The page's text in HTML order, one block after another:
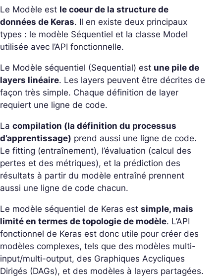
Le Modèle est le coeur de la structure de
données de Keras. Il en existe deux principaux
types : le modèle Séquentiel et la classe Model
utilisée avec l’API fonctionnelle.
Le Modèle séquentiel (Sequential) est une pile de
layers linéaire. Les layers peuvent être décrites de
façon très simple. Chaque définition de layer
requiert une ligne de code.
La compilation (la définition du processus
d’apprentissage) prend aussi une ligne de code.
Le fitting (entraînement), l’évaluation (calcul des
pertes et des métriques), et la prédiction des
résultats à partir du modèle entraîné prennent
aussi une ligne de code chacun.
Le modèle séquentiel de Keras est simple, mais
limité en termes de topologie de modèle. L’API
fonctionnel de Keras est donc utile pour créer des
modèles complexes, tels que des modèles multi-
input/multi-output, des Graphiques Acycliques
Dirigés (DAGs), et des modèles à layers partagées.